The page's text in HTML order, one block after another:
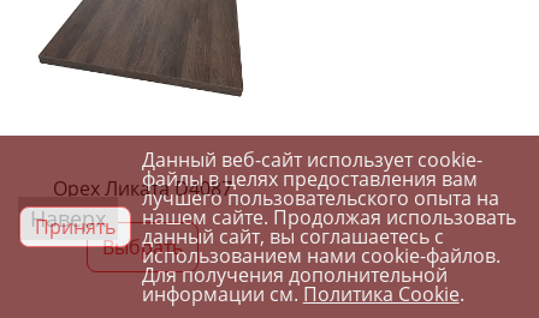
Орех Ликата D4087
Выбрать
Наверх
Принять
Данный веб-сайт использует cookie-
файлы в целях предоставления вам
лучшего пользовательского опыта на
нашем сайте. Продолжая использовать
данный сайт, вы соглашаетесь с
использованием нами cookie-файлов.
Для получения дополнительной
информации см.Политика Cookie.